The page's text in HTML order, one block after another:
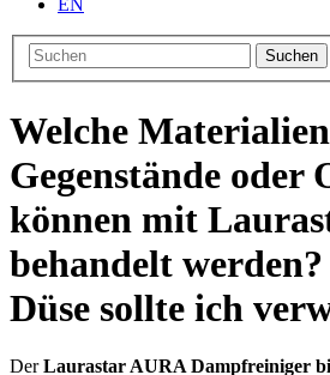
Suchen
Welche
Gegenstände oder
können mit
behandelt werden?
Düse sollte ich
DerLaurastar AURA Dampfreiniger